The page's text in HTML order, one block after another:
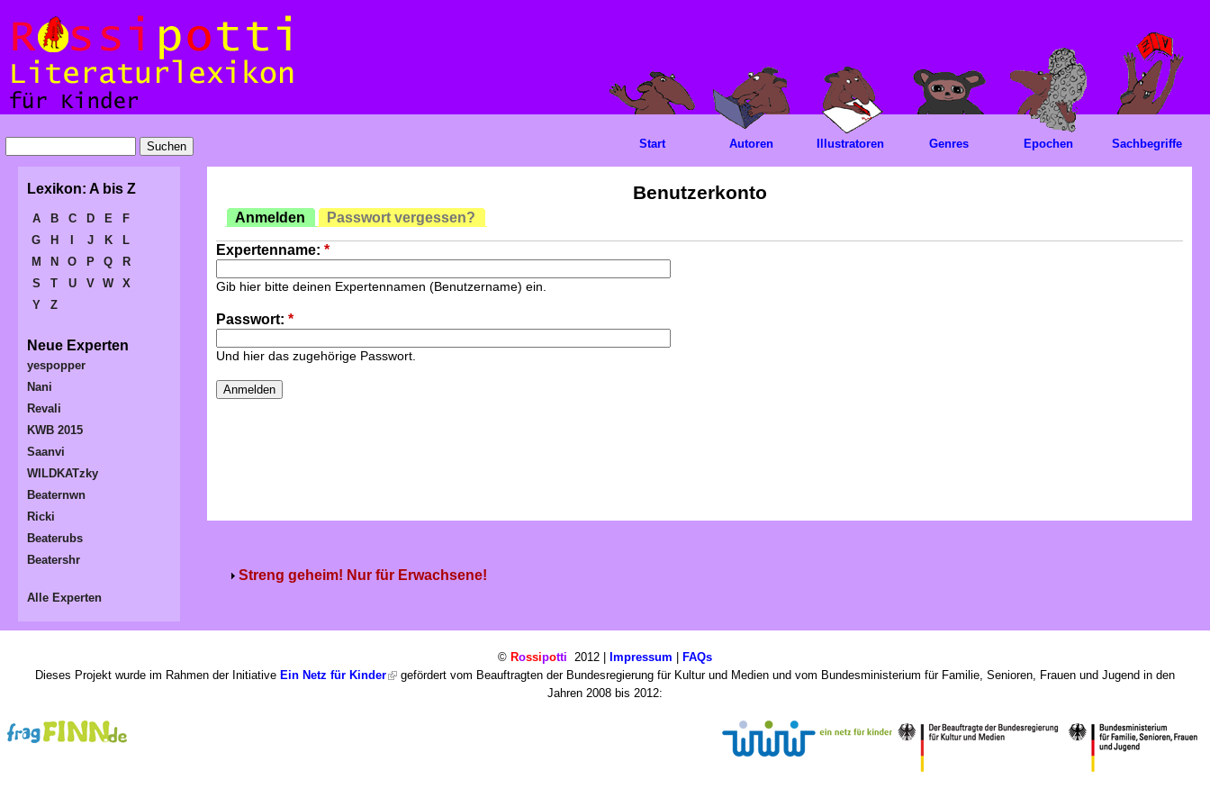
Benutzerkonto
Anmelden Passwort vergessen?
Expertenname: *
Gib hier bitte deinen Expertennamen (Benutzername) ein.
Passwort: *
Und hier das zugehörige Passwort.
Streng geheim! Nur für Erwachsene!
Start Autoren Illustratoren Genres Epochen Sachbegriffe
Lexikon: A bis Z
A B C D E
F
G
H J K
L
M
N O P Q
R
S
T U V W
X
Y
Z
Neue Experten
yespopper
Nani
Revali
KWB 2015
Saanvi
WILDKATzky
Beaternwn
Ricki
Beaterubs
Beatershr
Alle Experten
© Rossipotti 2012 | Impressum
FAQs
Dieses Projekt wurde im Rahmen der Initiative Ein Netz für Kinder
gefördert vom Beauftragten der Bundesregierung für Kultur und Medien und vom Bundesministerium für Familie, Senioren, Frauen und Jugend in den
Jahren 2008 bis 2012: